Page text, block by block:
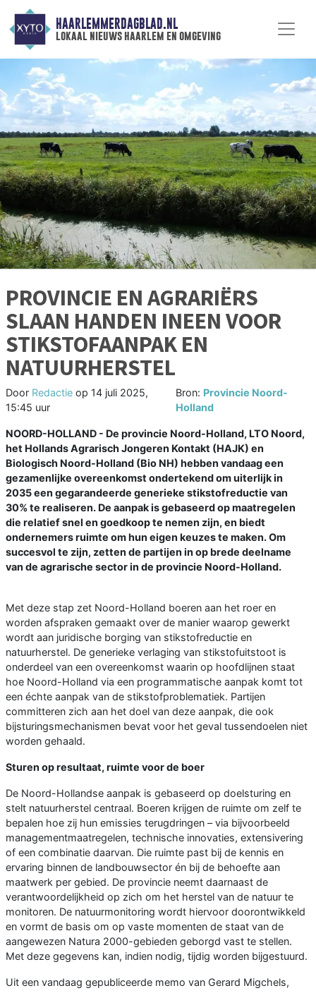
HAARLEMMERDAGBLAD.NL
lokaal nieuws haarlem en omgeving
PROVINCIE EN AGRARIËRS
SLAAN HANDEN INEEN VOOR
STIKSTOFAANPAK EN
NATUURHERSTEL
Door Redactie op 14 juli 2025,
15:45 uur
Bron: Provincie Noord-
Holland
NOORD-HOLLAND - De provincie Noord-Holland, LTO Noord,
het Hollands Agrarisch Jongeren Kontakt (HAJK) en
Biologisch Noord-Holland (Bio NH) hebben vandaag een
gezamenlijke overeenkomst ondertekend om uiterlijk in
2035 een gegarandeerde generieke stikstofreductie van
30% te realiseren. De aanpak is gebaseerd op maatregelen
die relatief snel en goedkoop te nemen zijn, en biedt
ondernemers ruimte om hun eigen keuzes te maken. Om
succesvol te zijn, zetten de partijen in op brede deelname
van de agrarische sector in de provincie Noord-Holland.
Met deze stap zet Noord-Holland boeren aan het roer en
worden afspraken gemaakt over de manier waarop gewerkt
wordt aan juridische borging van stikstofreductie en
natuurherstel. De generieke verlaging van stikstofuitstoot is
onderdeel van een overeenkomst waarin op hoofdlijnen staat
hoe Noord-Holland via een programmatische aanpak komt tot
een échte aanpak van de stikstofproblematiek. Partijen
committeren zich aan het doel van deze aanpak, die ook
bijsturingsmechanismen bevat voor het geval tussendoelen niet
worden gehaald.
Sturen op resultaat, ruimte voor de boer
De Noord-Hollandse aanpak is gebaseerd op doelsturing en
stelt natuurherstel centraal. Boeren krijgen de ruimte om zelf te
bepalen hoe zij hun emissies terugdringen – via bijvoorbeeld
managementmaatregelen, technische innovaties, extensivering
of een combinatie daarvan. Die ruimte past bij de kennis en
ervaring binnen de landbouwsector én bij de behoefte aan
maatwerk per gebied. De provincie neemt daarnaast de
verantwoordelijkheid op zich om het herstel van de natuur te
monitoren. De natuurmonitoring wordt hiervoor doorontwikkeld
en vormt de basis om op vaste momenten de staat van de
aangewezen Natura 2000-gebieden geborgd vast te stellen.
Met deze gegevens kan, indien nodig, tijdig worden bijgestuurd.
Uit een vandaag gepubliceerde memo van Gerard Migchels,